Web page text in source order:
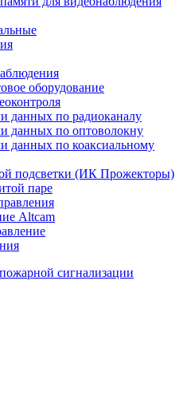
оборудование
данных по радиоканалу
данных по оптоволокну
данных по коаксиальному
подсветки (ИК Прожекторы)
паре
Altcam
сигнализации